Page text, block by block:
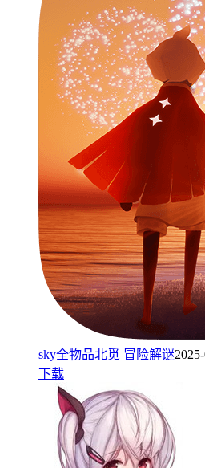
sky全物品北觅 冒险解谜
下载